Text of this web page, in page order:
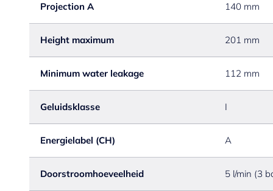
Projection A 140 mm
Height maximum 201 mm
Minimum water leakage 112 mm
Geluidsklasse I
Energielabel (CH) A
Doorstroomhoeveelheid 5 l/min (3